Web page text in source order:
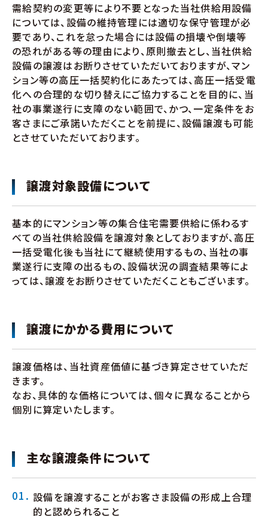
需給契約の変更等により不要となった当社供給用設備
については、設備の維持管理には適切な保守管理が必
要であり、これを怠った場合には設備の損壊や倒壊等
の恐れがある等の理由により、原則撤去とし、当社供給
設備の譲渡はお断りさせていただいておりますが、マン
ション等の高圧一括契約化にあたっては、高圧一括受電
化への合理的な切り替えにご協力することを目的に、当
社の事業遂行に支障のない範囲で、かつ、一定条件をお
客さまにご承諾いただくことを前提に、設備譲渡も可能
とさせていただいております。
譲渡対象設備について
基本的にマンション等の集合住宅需要供給に係わるす
べての当社供給設備を譲渡対象としておりますが、高圧
一括受電化後も当社にて継続使用するもの、当社の事
業遂行に支障の出るもの、設備状況の調査結果等によ
っては、譲渡をお断りさせていただくこともございます。
譲渡にかかる費用について
譲渡価格は、当社資産価値に基づき算定させていただ
きます。
なお、具体的な価格については、個々に異なることから
個別に算定いたします。
主な譲渡条件について
設備を譲渡することがお客さま設備の形成上合理
的と認められること